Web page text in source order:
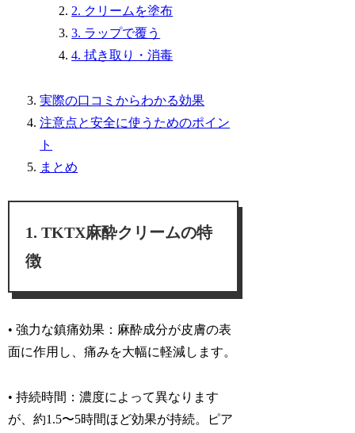
2. クリームを塗布
3. ラップで覆う
4. 拭き取り・消毒
実際の口コミからわかる効果
注意点と安全に使うためのポイン
ト
まとめ
TKTX麻酔クリームの特
徴
• 強力な鎮痛効果： 麻酔成分が皮膚の表
面に作用し、痛みを大幅に軽減します。
• 持続時間：濃度によって異なります
が、約1.5〜5時間ほど効果が持続。ピア